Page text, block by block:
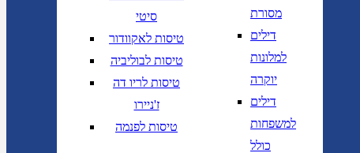
סיטי
טיסות לאקוודור
טיסות לבוליביה
טיסות לריו דה
ז'ניירו
טיסות לפנמה
מסורת
דילים
למלונות
יוקרה
דילים
למשפחות
כולל